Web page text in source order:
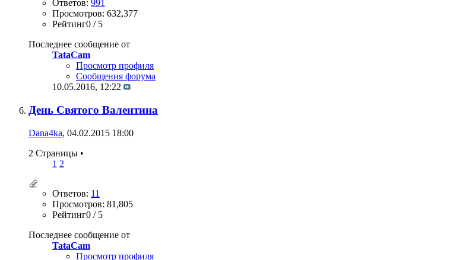
Ответов: 991
Просмотров: 632,377
Рейтинг0 / 5
Последнее сообщение от
TataCam
Просмотр профиля
Сообщения форума
10.05.2016, 12:22
День Святого Валентина
Dana4ka, 04.02.2015 18:00
2 Страницы •
1 2
Ответов: 11
Просмотров: 81,805
Рейтинг0 / 5
Последнее сообщение от
TataCam
Просмотр профиля